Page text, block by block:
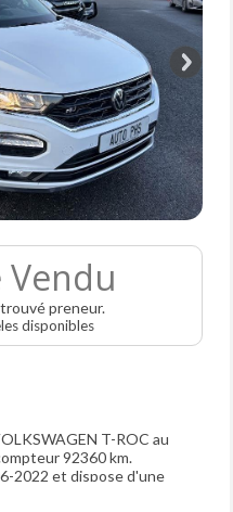
Vendu
preneur.
disponibles
T-ROC au
92360 km.
2022 et dispose d'une